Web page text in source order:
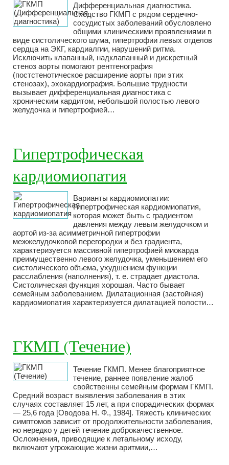
Дифференциальная диагностика.
Сходство ГКМП с рядом сердечно-
сосудистых заболеваний обусловлено
общими клиническими проявлениями в
виде систолического шума, гипертрофии левых отделов
сердца на ЭКГ, кардиалгии, нарушений ритма.
Исключить клапанный, надклапанный и дискретный
стеноз аорты помогают рентгенография
(постстенотическое расширение аорты при этих
стенозах), эхокардиография. Большие трудности
вызывает дифференциальная диагностика с
хроническим кардитом, небольшой полостью левого
желудочка и гипертрофией…
Гипертрофическая
кардиомиопатия
Варианты кардиомиопатии:
Гипертрофическая кардиомиопатия,
которая может быть с градиентом
давления между левым желудочком и
аортой из-за асимметричной гипертрофии
межжелудочковой перегородки и без градиента,
характеризуется массивной гипертрофией миокарда
преимущественно левого желудочка, уменьшением его
систолического объема, ухудшением функции
расслабления (наполнения), т. е. страдает диастола.
Систолическая функция хорошая. Часто бывает
семейным заболеванием. Дилатационная (застойная)
кардиомиопатия характеризуется дилатацией полости…
ГКМП (Течение)
Течение ГКМП. Менее благоприятное
течение, раннее появление жалоб
свойственны семейным формам ГКМП.
Средний возраст выявления заболевания в этих
случаях составляет 15 лет, а при спорадических формах
— 25,6 года [Оводова Н. Ф., 1984]. Тяжесть клинических
симптомов зависит от продолжительности заболевания,
но нередко у детей течение доброкачественное.
Осложнения, приводящие к летальному исходу,
включают угрожающие жизни аритмии,…